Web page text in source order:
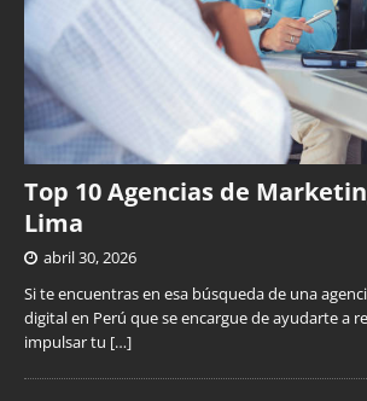
Top 10 Agencias de
Lima
abril 30, 2026
Si te encuentras en esa búsqueda de una
digital en Perú que se encargue de ayudarte a
impulsar tu […]